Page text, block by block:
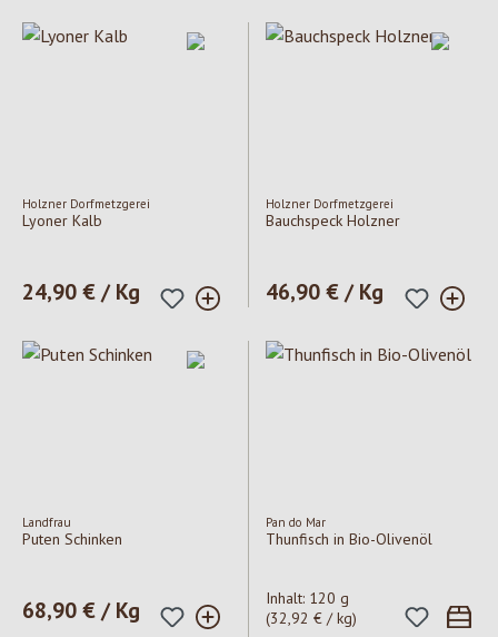
Holzner Dorfmetzgerei
Lyoner Kalb
Regulärer Preis:
24,90 € / Kg
Holzner Dorfmetzgerei
Bauchspeck Holzner
Regulärer Preis:
46,90 € / Kg
Landfrau
Puten Schinken
Regulärer Preis:
68,90 € / Kg
Pan do Mar
Thunfisch in Bio-Olivenöl
Inhalt: 120 g
(32,92 € / kg)